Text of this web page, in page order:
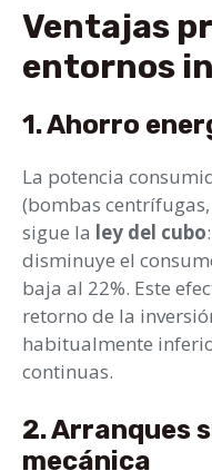
Ventajas
entornos
1. Ahorro
La potencia
(bombas
sigue la ley del cubo
disminuye el
baja al 22%. Este
retorno de la
habitualmente
continuas.
2. Arranques
mecánica